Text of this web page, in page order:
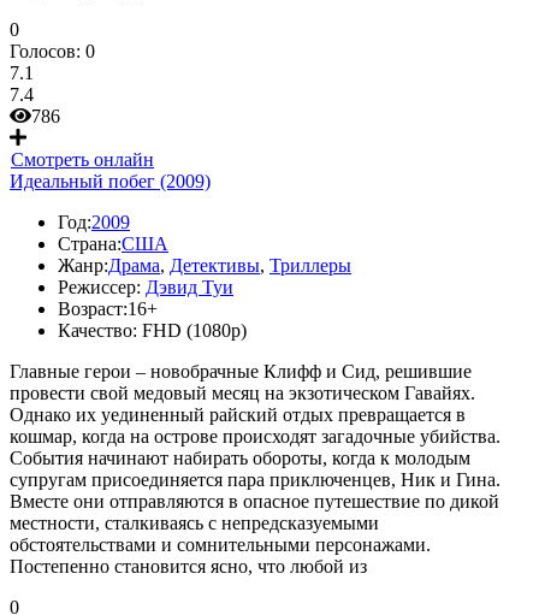
0
Голосов: 0
7.1
7.4
786
Смотреть онлайн
Идеальный побег (2009)
Год:2009
Страна:США
Жанр:Драма, Детективы, Триллеры
Режиссер: Дэвид Туи
Возраст:16+
Качество: FHD (1080p)
Главные герои – новобрачные Клифф и Сид, решившие
провести свой медовый месяц на экзотическом Гавайях.
Однако их уединенный райский отдых превращается в
кошмар, когда на острове происходят загадочные убийства.
События начинают набирать обороты, когда к молодым
супругам присоединяется пара приключенцев, Ник и Гина.
Вместе они отправляются в опасное путешествие по дикой
местности, сталкиваясь с непредсказуемыми
обстоятельствами и сомнительными персонажами.
Постепенно становится ясно, что любой из
0